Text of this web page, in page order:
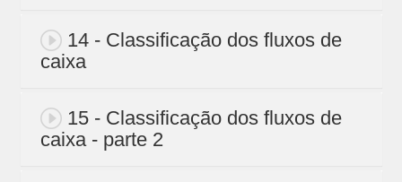
14 - Classificação dos fluxos de
caixa
15 - Classificação dos fluxos de
caixa - parte 2